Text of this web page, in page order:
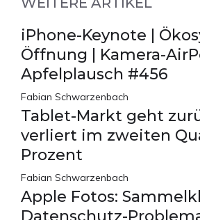
iPhone-Keynote |
Öffnung | Kamera-
Apfelplausch #456
Fabian Schwarzenbach
Tablet-Markt geht
verliert im zweiten
Prozent
Fabian Schwarzenbach
Apple Fotos:
Datenschutz-